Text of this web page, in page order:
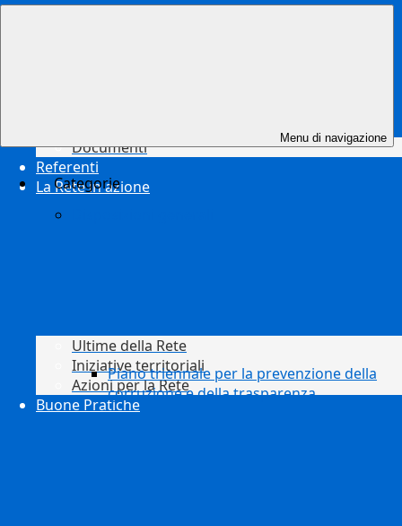
Documenti
Referenti
La Rete in azione
Ultime della Rete
Iniziative territoriali
Azioni per la Rete
Buone Pratiche
Menu di navigazione
Categorie
Piano triennale per la prevenzione della
corruzione e della trasparenza